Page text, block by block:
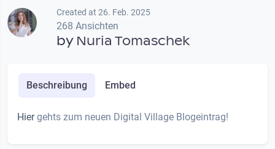
Created at 26. Feb. 2025
268 Ansichten
by Nuria Tomaschek
Beschreibung Embed
Hiergehts zum neuen Digital Village Blogeintrag!